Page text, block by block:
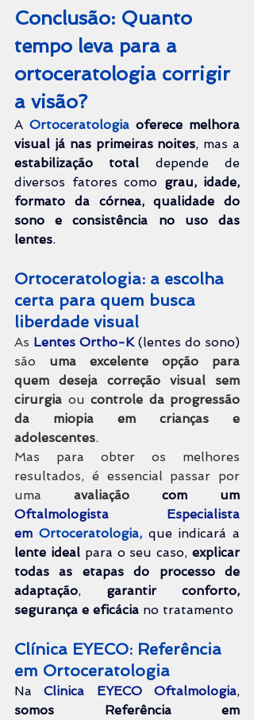
Conclusão: Quanto
tempo leva para a
ortoceratologia corrigir
a visão?
A Ortoceratologia oferece melhora
visual já nas primeiras noites
estabilização total depende de
diversos fatores como grau, idade,
formato da córnea, qualidade do
sono e consistência no uso das
lentes.
Ortoceratologia: a escolha
certa para quem busca
liberdade visual
As Lentes Ortho-K (lentes do sono)
são uma excelente opção para
quem deseja correção visual sem
cirurgia ou controle da progressão
da miopia em crianças e
adolescentes.
Mas para obter os melhores
resultados, é essencial passar por
uma avaliação
Oftalmologista Especialista
em Ortoceratologia,
lente ideal para o seu caso, explicar
todas as etapas do processo de
adaptação, garantir conforto,
segurança e eficácia no tratamento
Clínica EYECO: Referência
em Ortoceratologia
Na Clinica EYECO Oftalmologia